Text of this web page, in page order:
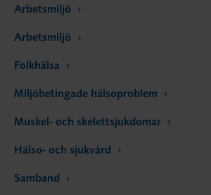
Arbetsmiljö
Arbetsmiljö
Folkhälsa
Miljöbetingade hälsoproblem
Muskel- och skelettsjukdomar
Hälso- och sjukvård
Samband